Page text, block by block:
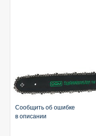
Сообщить об ошибке
в описании